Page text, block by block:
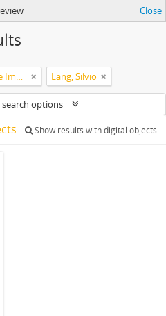
Close
Colección de Publicaciones de Arte Impreso Lang, Silvio
options
Show results with digital objects